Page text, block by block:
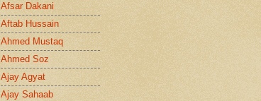
Afsar Dakani
Aftab Hussain
Ahmed Mustaq
Ahmed Soz
Ajay Agyat
Ajay Sahaab